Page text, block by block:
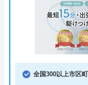
全国300以上市区